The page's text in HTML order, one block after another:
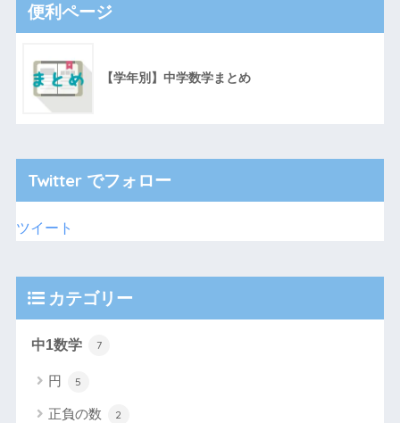
便利ページ
【学年別】中学数学まとめ
Twitter でフォロー
ツイート
カテゴリー
中1数学 7
円 5
正負の数 2